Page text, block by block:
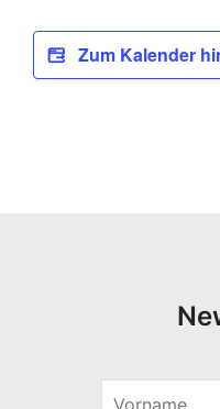
Zum Kalender